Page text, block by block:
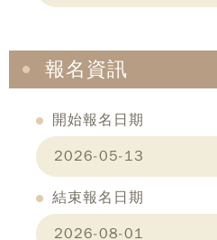
報名資訊
開始報名日期
2026-05-13
結束報名日期
2026-08-01